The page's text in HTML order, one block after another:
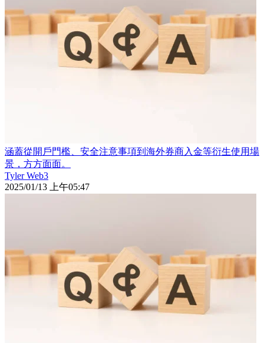
涵蓋從開戶門檻、安全注意事項到海外券商入金等衍生使用場
景，方方面面。
Tyler Web3
2025/01/13 上午05:47